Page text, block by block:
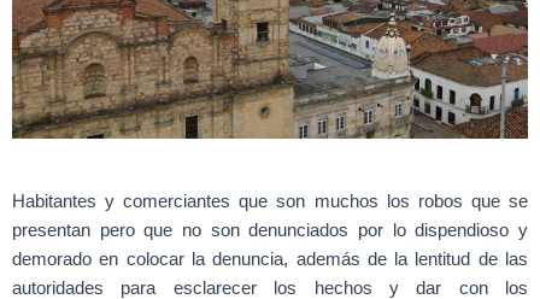
Habitantes y comerciantes que son muchos los robos que se
presentan pero que no son denunciados por lo dispendioso y
demorado en colocar la denuncia, además de la lentitud de las
autoridades para esclarecer los hechos y dar con los